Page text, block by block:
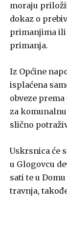
moraju
dokaz o
primanjima ili
primanja.
Iz Općine
isplaćena
obveze
za
slično
Uskrsnica će
u Glogovcu
sati te u
travnja,